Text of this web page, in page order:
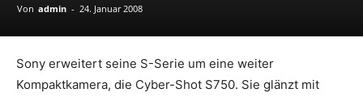
Von admin - 24. Januar 2008
Sony erweitert seine S-Serie um eine weiter
Kompaktkamera, die Cyber-Shot S750. Sie glänzt mit